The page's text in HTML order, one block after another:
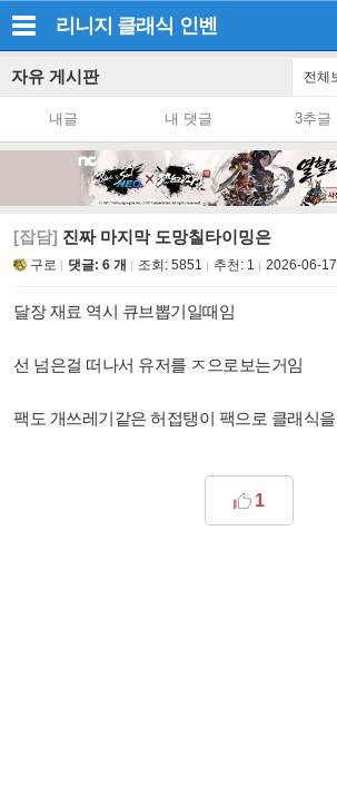
리니지 클래식 인벤
자유 게시판 전체
내글 내 댓글 3추글
[잡담] 진짜 마지막 도망칠타이밍은
구로 댓글: 6 개 조회: 5851 추천: 1 2026-06-
달장 재료 역시 큐브뽑기일때임
선 넘은걸 떠나서 유저를 ㅈ으로보는거임
팩도 개쓰레기같은 허접탱이 팩으로 클래식
1